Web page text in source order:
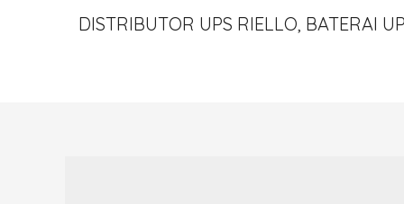
DISTRIBUTOR UPS RIELLO, BATERAI